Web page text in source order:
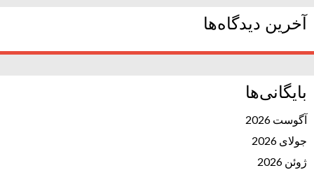
آخرین دیدگاه‌ها
بایگانی‌ها
آگوست 2026
جولای 2026
ژوئن 2026